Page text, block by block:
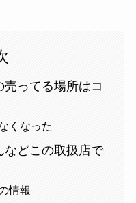
ってる場所はコ
くなった
などこの取扱店で
情報